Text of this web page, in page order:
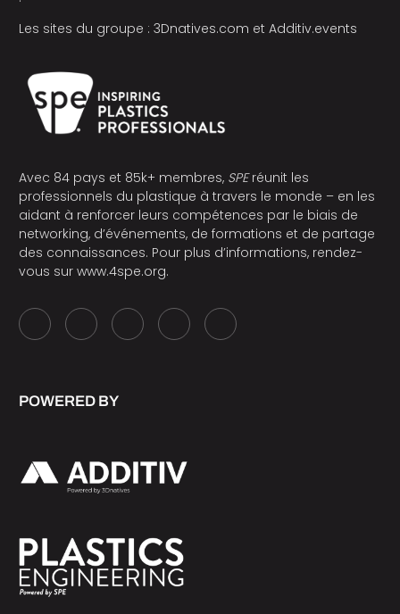
Les sites du groupe : 3Dnatives.com et Additiv.events
Avec 84 pays et 85k+ membres, SPEréunit les
professionnels du plastique à travers le monde – en les
aidant à renforcer leurs compétences par le biais de
networking, d’événements, de formations et de partage
des connaissances. Pour plus d’informations, rendez-
vous sur www.4spe.org.
POWERED BY